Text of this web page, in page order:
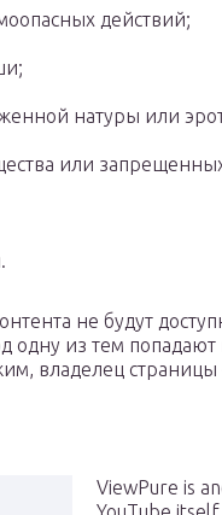
действий;
натуры или
или
не будут
одну из тем
владелец страницы
ViewPure is